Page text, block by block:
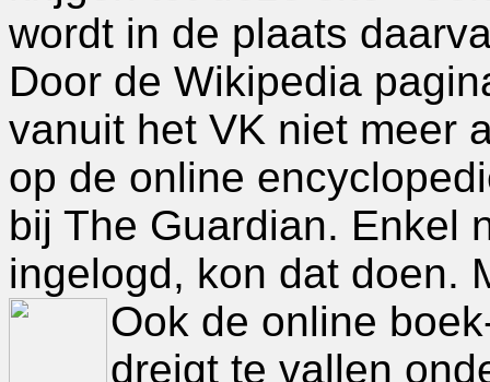
wordt in de plaats
Door de Wikipedia
vanuit het VK niet meer
op de online
bij The Guardian. Enkel
ingelogd, kon dat doen.
Ook de online
dreigt te vallen